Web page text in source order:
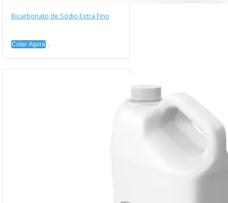
Bicarbonato de Sódio Extra Fino
Cotar Agora